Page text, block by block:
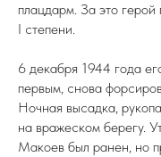
плацдарм. За это
I степени.
6 декабря 1944 года
первым, снова
Ночная высадка,
на вражеском берегу.
Макоев был ранен, но